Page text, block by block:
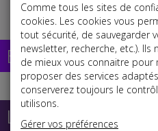
Base documentaire
La paye
Comme tous les sites de
cookies. Les cookies vous
tout sécurité, de sauvegarder
newsletter, recherche, etc.).
de mieux vous connaitre pour
proposer des services
conserverez toujours le
utilisons.
Gérer vos préférences